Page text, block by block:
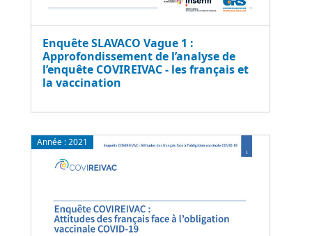
Enquête SLAVACO Vague 1 :
Approfondissement de l’analyse de
l’enquête COVIREIVAC - les français et
la vaccination
Année :2021